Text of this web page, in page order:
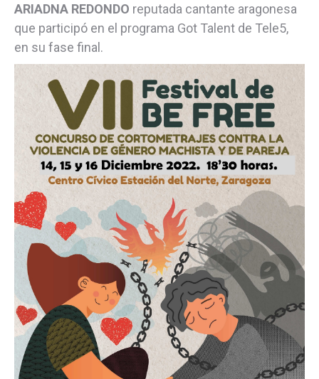
ARIADNA REDONDO reputada cantante aragonesa
que participó en el programa Got Talent de Tele5,
en su fase final.